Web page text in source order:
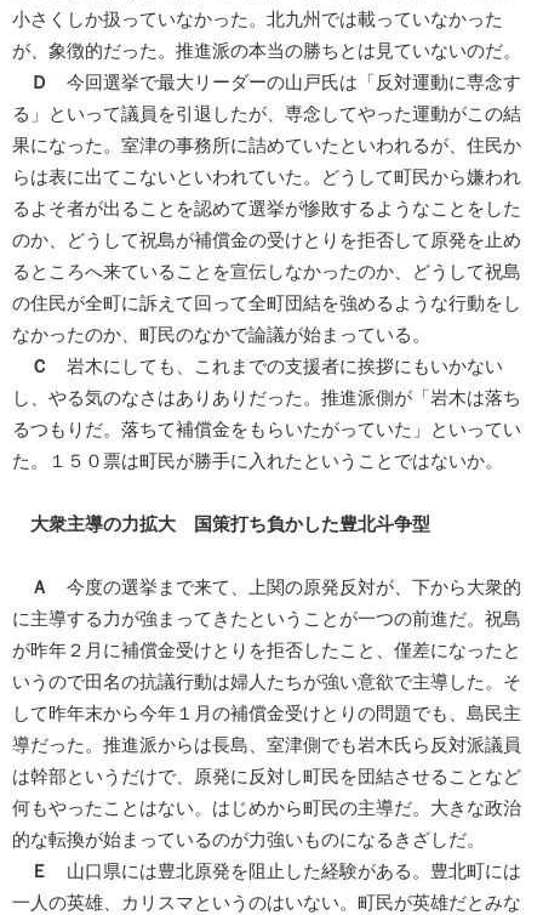
小さくしか扱っていなかった。北九州では載っていなかった
が、象徴的だった。推進派の本当の勝ちとは見ていないのだ。
Ｄ
今回選挙で最大リーダーの山戸氏は「反対運動に専念す
る」といって議員を引退したが、専念してやった運動がこの結
果になった。室津の事務所に詰めていたといわれるが、住民か
らは表に出てこないといわれていた。どうして町民から嫌われ
るよそ者が出ることを認めて選挙が惨敗するようなことをした
のか、どうして祝島が補償金の受けとりを拒否して原発を止め
るところへ来ていることを宣伝しなかったのか、どうして祝島
の住民が全町に訴えて回って全町団結を強めるような行動をし
なかったのか、町民のなかで論議が始まっている。
Ｃ
岩木にしても、これまでの支援者に挨拶にもいかない
し、やる気のなさはありありだった。推進派側が「岩木は落ち
るつもりだ。落ちて補償金をもらいたがっていた」といってい
た。１５０票は町民が勝手に入れたということではないか。
大衆主導の力拡大 国策打ち負かした豊北斗争型
Ａ
今度の選挙まで来て、上関の原発反対が、下から大衆的
に主導する力が強まってきたということが一つの前進だ。祝島
が昨年２月に補償金受けとりを拒否したこと、僅差になったと
いうので田名の抗議行動は婦人たちが強い意欲で主導した。そ
して昨年末から今年１月の補償金受けとりの問題でも、島民主
導だった。推進派からは長島、室津側でも岩木氏ら反対派議員
は幹部というだけで、原発に反対し町民を団結させることなど
何もやったことはない。はじめから町民の主導だ。大きな政治
的な転換が始まっているのが力強いものになるきざしだ。
Ｅ 山口県には豊北原発を阻止した経験がある。豊北町には
一人の英雄、カリスマというのはいない。町民が英雄だとみな